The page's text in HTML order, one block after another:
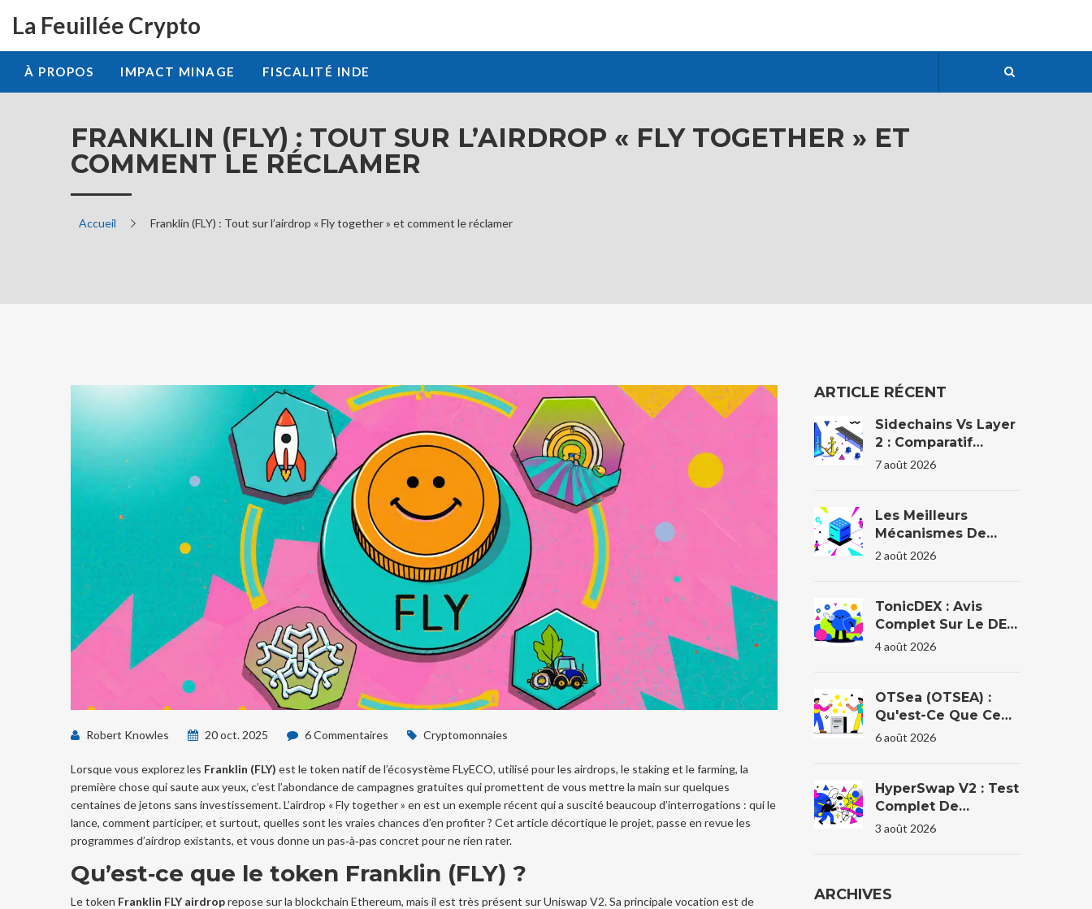
La Feuillée Crypto
À PROPOS IMPACT MINAGE FISCALITÉ INDE
FRANKLIN (FLY) : TOUT SUR L’AIRDROP « FLY TOGETHER » ET
COMMENT LE RÉCLAMER
Accueil Franklin (FLY) : Tout sur l’airdrop « Fly together » et comment le réclamer
Robert Knowles 20 oct. 2025 6 Commentaires Cryptomonnaies
Lorsque vous explorez les Franklin (FLY) est le token natif de l’écosystème FLyECO, utilisé pour les airdrops, le staking et le farming, la
première chose qui saute aux yeux, c’est l’abondance de campagnes gratuites qui promettent de vous mettre la main sur quelques
centaines de jetons sans investissement. L’airdrop « Fly together » en est un exemple récent qui a suscité beaucoup d’interrogations : qui le
lance, comment participer, et surtout, quelles sont les vraies chances d’en profiter ? Cet article décortique le projet, passe en revue les
programmes d’airdrop existants, et vous donne un pas‑à‑pas concret pour ne rien rater.
Qu’est‑ce que le token Franklin (FLY) ?
Le token Franklin FLY airdroprepose sur la blockchain Ethereum, mais il est très présent surUniswap V2. Sa principale vocation est de
ARTICLE RÉCENT
Sidechains Vs Layer
2 : Comparatif
Technique Et
7 août 2026
Les Meilleurs
Mécanismes De
Consensus Pour Les
2 août 2026
TonicDEX : Avis
Complet Sur Le DEX
De NEAR En 2026
4 août 2026
OTSea (OTSEA) :
Qu'est-Ce Que Ce
Token De Trading
6 août 2026
HyperSwap V2 : Test
Complet De
L'agrégateur DEX
3 août 2026
ARCHIVES